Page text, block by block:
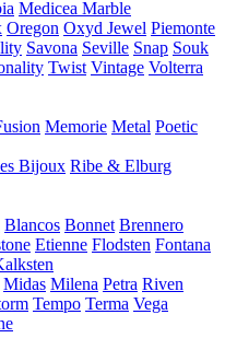
Medicea Marble
Oregon Oxyd Jewel Piemonte
Savona Seville Snap Souk
Twist Vintage Volterra
Memorie Metal Poetic
Bijoux Ribe & Elburg
Blancos Bonnet Brennero
Etienne Flodsten Fontana
Midas Milena Petra Riven
Tempo Terma Vega